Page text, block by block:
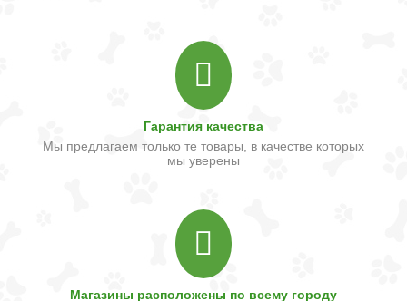
Гарантия качества
Мы предлагаем только те товары, в качестве которых
мы уверены
Магазины расположены по всему городу